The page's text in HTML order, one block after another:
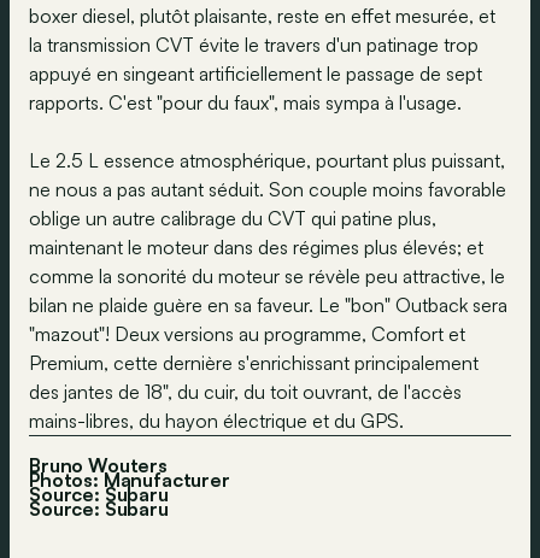
boxer diesel, plutôt plaisante, reste en effet mesurée, et
la transmission CVT évite le travers d'un patinage trop
appuyé en singeant artificiellement le passage de sept
rapports. C'est "pour du faux", mais sympa à l'usage.
Le 2.5 L essence atmosphérique, pourtant plus puissant,
ne nous a pas autant séduit. Son couple moins favorable
oblige un autre calibrage du CVT qui patine plus,
maintenant le moteur dans des régimes plus élevés; et
comme la sonorité du moteur se révèle peu attractive, le
bilan ne plaide guère en sa faveur. Le "bon" Outback sera
"mazout"! Deux versions au programme, Comfort et
Premium, cette dernière s'enrichissant principalement
des jantes de 18", du cuir, du toit ouvrant, de l'accès
mains-libres, du hayon électrique et du GPS.
Bruno Wouters
Photos: Manufacturer
Source: Subaru
Source: Subaru